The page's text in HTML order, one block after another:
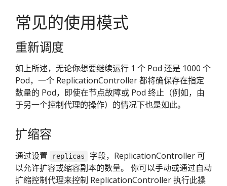
常见的使用模式
重新调度
如上所述，无论你想要继续运行 1 个 Pod 还是 1000 个
Pod，一个 ReplicationController 都将确保存在指定
数量的 Pod，即使在节点故障或 Pod 终止（例如，由
于另一个控制代理的操作）的情况下也是如此。
扩缩容
通过设置 replicas
字段，ReplicationController 可
以允许扩容或缩容副本的数量。 你可以手动或通过自动
扩缩控制代理来控制 ReplicationController 执行此操